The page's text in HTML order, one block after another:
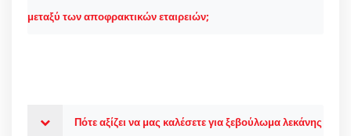
μεταξύ των αποφρακτικών εταιρειών;
Πότε αξίζει να μας καλέσετε για ξεβούλωμα λεκάνης